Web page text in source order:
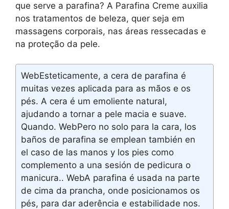
que serve a parafina? A Parafina Creme auxilia
nos tratamentos de beleza, quer seja em
massagens corporais, nas áreas ressecadas e
na proteção da pele.
WebEsteticamente, a cera de parafina é
muitas vezes aplicada para as mãos e os
pés. A cera é um emoliente natural,
ajudando a tornar a pele macia e suave.
Quando. WebPero no solo para la cara, los
baños de parafina se emplean también en
el caso de las manos y los pies como
complemento a una sesión de pedicura o
manicura.. WebA parafina é usada na parte
de cima da prancha, onde posicionamos os
pés, para dar aderência e estabilidade nos.